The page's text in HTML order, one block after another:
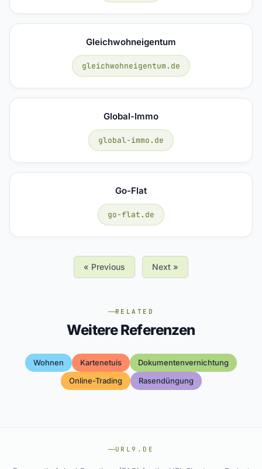
Gleichwohneigentum
gleichwohneigentum.de
Global-Immo
global-immo.de
Go-Flat
go-flat.de
« Previous Next »
RELATED
Weitere Referenzen
Wohnen Kartenetuis
Dokumentenvernichtung
Online-Trading
Rasendüngung
URL9.DE